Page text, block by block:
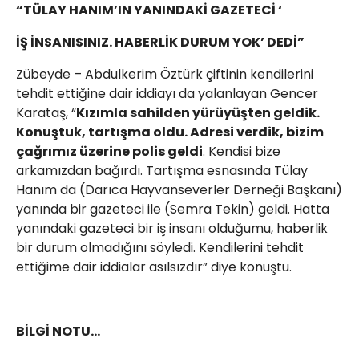
“TÜLAY HANIM’IN YANINDAKİ GAZETECİ ‘
İŞ İNSANISINIZ. HABERLİK DURUM YOK’ DEDİ”
Zübeyde – Abdulkerim Öztürk çiftinin kendilerini
tehdit ettiğine dair iddiayı da yalanlayan Gencer
Karataş, “Kızımla sahilden yürüyüşten geldik.
Konuştuk, tartışma oldu. Adresi verdik, bizim
çağrımız üzerine polis geldi. Kendisi bize
arkamızdan bağırdı. Tartışma esnasında Tülay
Hanım da (Darıca Hayvanseverler Derneği Başkanı)
yanında bir gazeteci ile (Semra Tekin) geldi. Hatta
yanındaki gazeteci bir iş insanı olduğumu, haberlik
bir durum olmadığını söyledi. Kendilerini tehdit
ettiğime dair iddialar asılsızdır” diye konuştu.
BİLGİ NOTU…